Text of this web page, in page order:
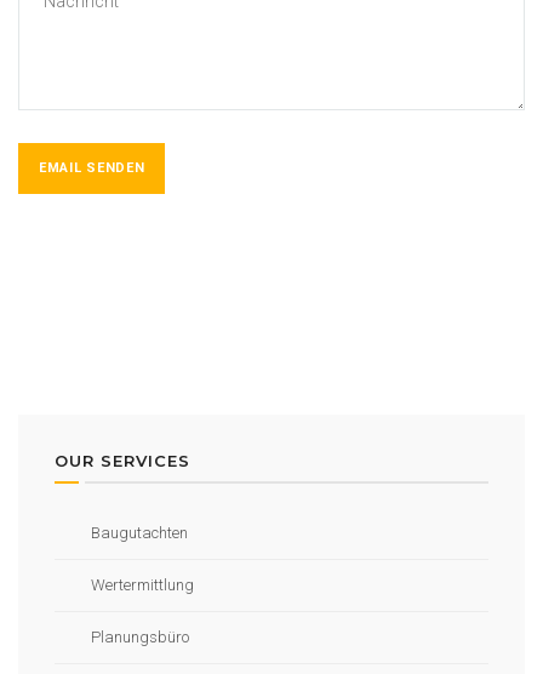
OUR SERVICES
Baugutachten
Wertermittlung
Planungsbüro